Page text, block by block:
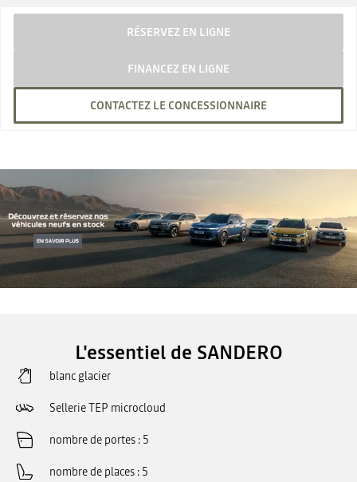
RÉSERVEZ EN LIGNE
FINANCEZ EN LIGNE
CONTACTEZ LE CONCESSIONNAIRE
L'essentiel de SANDERO
blanc glacier
Sellerie TEP microcloud
nombre de portes 5
nombre de places 5